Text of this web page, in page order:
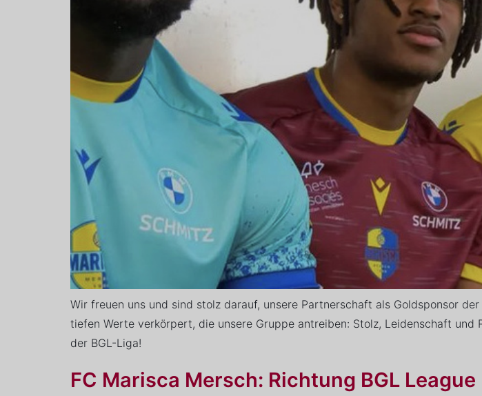
Wir freuen uns und sind stolz darauf, unsere Partnerschaft als Goldsponsor
tiefen Werte verkörpert, die unsere Gruppe antreiben: Stolz, Leidenschaft
der BGL-Liga!
FC Marisca Mersch: Richtung BGL League